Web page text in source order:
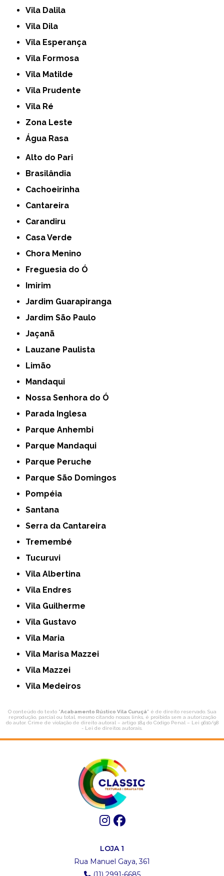
Vila Dalila
Vila Dila
Vila Esperança
Vila Formosa
Vila Matilde
Vila Prudente
Vila Ré
Zona Leste
Água Rasa
Alto do Pari
Brasilândia
Cachoeirinha
Cantareira
Carandiru
Casa Verde
Chora Menino
Freguesia do Ó
Imirim
Jardim Guarapiranga
Jardim São Paulo
Jaçanã
Lauzane Paulista
Limão
Mandaqui
Nossa Senhora do Ó
Parada Inglesa
Parque Anhembi
Parque Mandaqui
Parque Peruche
Parque São Domingos
Pompéia
Santana
Serra da Cantareira
Tremembé
Tucuruvi
Vila Albertina
Vila Endres
Vila Guilherme
Vila Gustavo
Vila Maria
Vila Marisa Mazzei
Vila Mazzei
Vila Medeiros
O conteúdo do texto "Acabamento Rústico Vila Curuçá" é de direito reservado. Sua
reprodução, parcial ou total, mesmo citando nossos links, é proibida sem a autorização
do autor. Crime de violação de direito autoral – artigo 184 do Código Penal – Lei 9610/98
- Lei de direitos autorais
LOJA 1
Rua Manuel Gaya, 361